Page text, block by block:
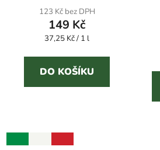
produktu
je
3,1
z
5
hvězdiček.
123 Kč bez DPH
149 Kč
Měrná
37,25 Kč / 1 l
DO KOŠÍKU
NUMERO UNO